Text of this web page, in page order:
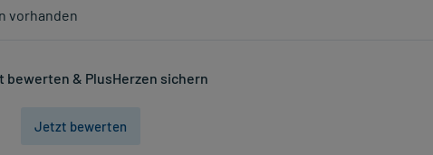
vorhanden
bewerten & PlusHerzen sichern
Jetzt bewerten